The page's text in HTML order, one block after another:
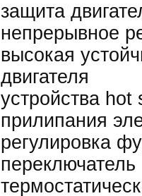
защита
непрерывное
высокая
двигателя
устройства hot
прилипания
регулировка